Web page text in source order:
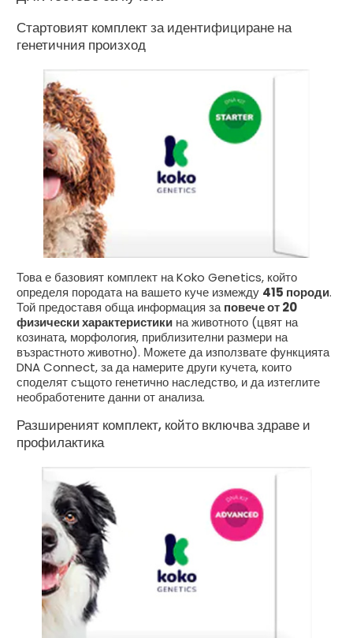
Стартовият комплект за идентифициране на
генетичния произход
Това е базовият комплект на Koko Genetics, който
определя породата на вашето куче измежду 415 породи.
Той предоставя обща информация заповече от 20
физически характеристики на животното (цвят на
козината, морфология, приблизителни размери на
възрастното животно). Можете да използвате функцията
DNA Connect, за да намерите други кучета, които
споделят същото генетично наследство, и да изтеглите
необработените данни от анализа.
Разширеният комплект, който включва здраве и
профилактика